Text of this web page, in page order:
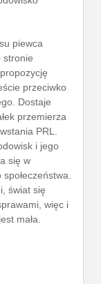
piewca
stronie
przeciwko
Dostaje
przemierza
PRL.
i jego
się w
świat się
więc i
mała.